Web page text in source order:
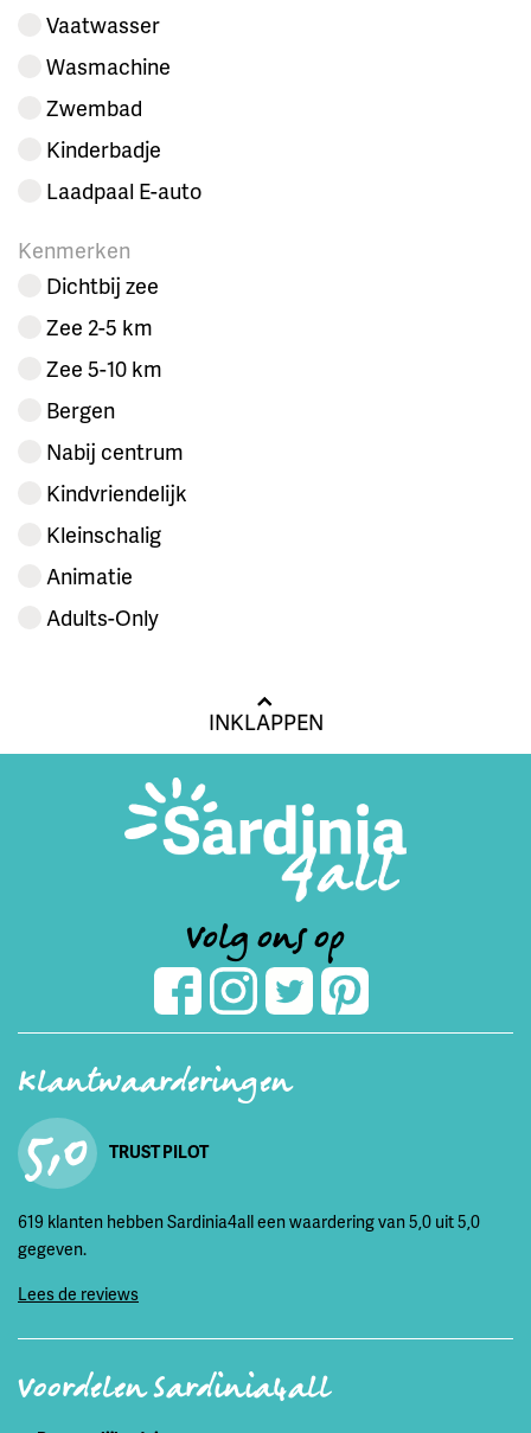
Vaatwasser
Wasmachine
Zwembad
Kinderbadje
Laadpaal E-auto
Kenmerken
Dichtbij zee
Zee 2-5 km
Zee 5-10 km
Bergen
Nabij centrum
Kindvriendelijk
Kleinschalig
Animatie
Adults-Only
INKLAPPEN
Volg ons op
Klantwaarderingen
5,0 TRUST PILOT
619 klanten hebben Sardinia4all een waardering van 5,0 uit 5,0
gegeven.
Lees de reviews
Voordelen Sardinia4all